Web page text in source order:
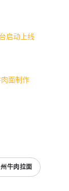
启动上线
面制作
牛肉拉面